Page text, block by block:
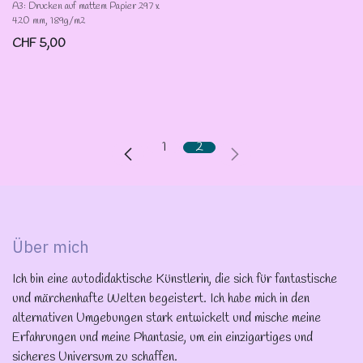
A3: Drucken auf mattem Papier 297 x
420 mm, 189g/m2
CHF 5,00
1 2
Über mich
Ich bin eine autodidaktische Künstlerin, die sich für fantastische
und märchenhafte Welten begeistert. Ich habe mich in den
alternativen Umgebungen stark entwickelt und mische meine
Erfahrungen und meine Phantasie, um ein einzigartiges und
sicheres Universum zu schaffen.